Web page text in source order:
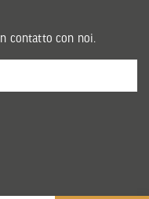
contatto con noi.